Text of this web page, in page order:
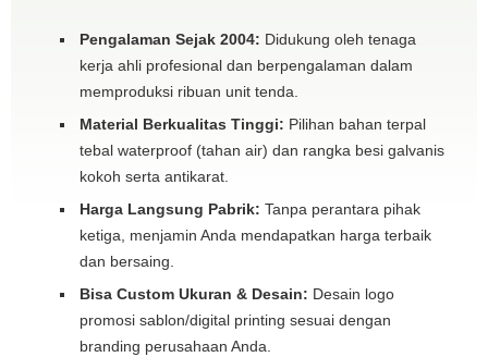
Pengalaman Sejak 2004: Didukung oleh tenaga
kerja ahli profesional dan berpengalaman dalam
memproduksi ribuan unit tenda.
Material Berkualitas Tinggi: Pilihan bahan terpal
tebal waterproof (tahan air) dan rangka besi galvanis
kokoh serta antikarat.
Harga Langsung Pabrik: Tanpa perantara pihak
ketiga, menjamin Anda mendapatkan harga terbaik
dan bersaing.
Bisa Custom Ukuran & Desain: Desain logo
promosi sablon/digital printing sesuai dengan
branding perusahaan Anda.